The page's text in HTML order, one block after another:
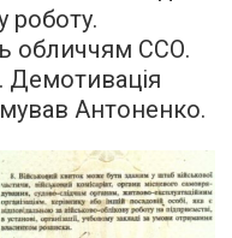
обличчям ССО.
Антоненко.